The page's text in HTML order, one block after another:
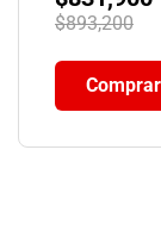
$893,200
Comprar